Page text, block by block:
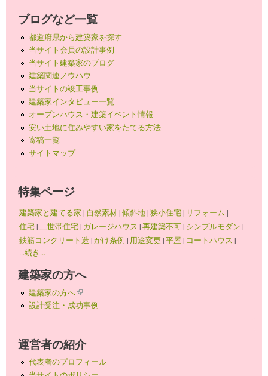
ブログなど一覧
都道府県から建築家を探す
当サイト会員の設計事例
当サイト建築家のブログ
建築関連ノウハウ
当サイトの竣工事例
建築家インタビュー一覧
オープンハウス・建築イベント情報
安い土地に住みやすい家をたてる方法
寄稿一覧
サイトマップ
特集ページ
建築家と建てる家 | 自然素材|傾斜地|狭小住宅| リフォーム |
住宅|二世帯住宅| ガレージハウス |再建築不可| シンプルモダン |
鉄筋コンクリート造 |がけ条例 | 用途変更 |平屋 | コートハウス |
...続き...
建築家の方へ
建築家の方へ(link is external)
設計受注・成功事例
運営者の紹介
代表者のプロフィール